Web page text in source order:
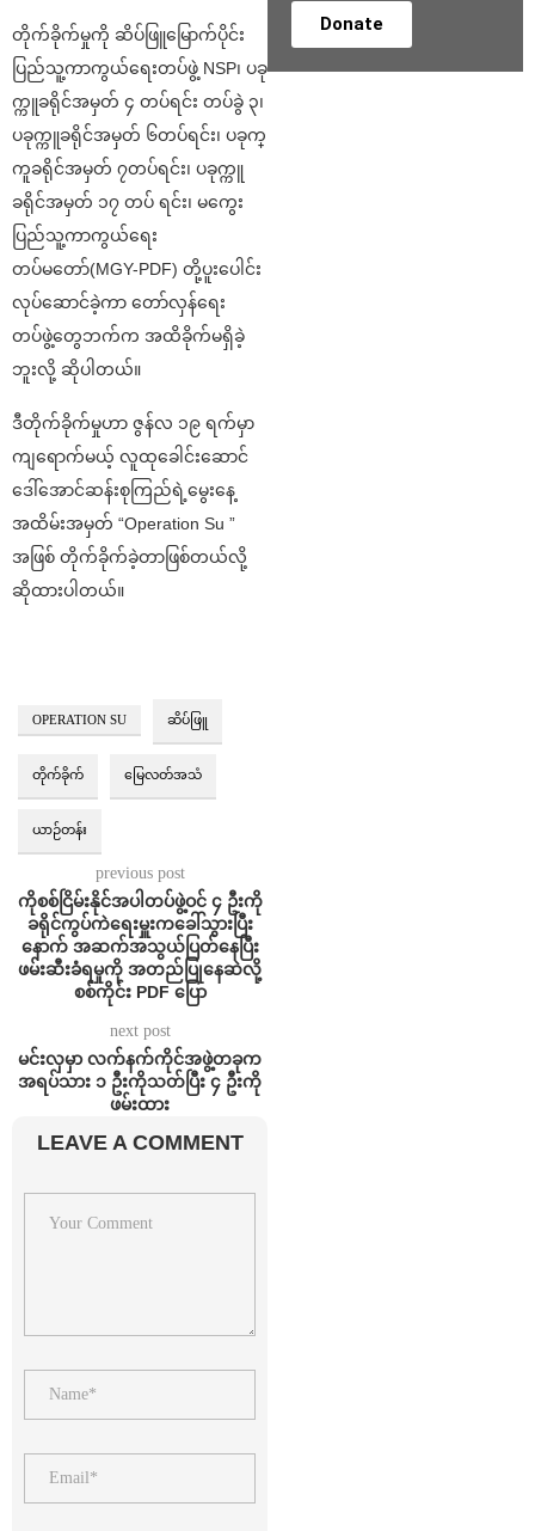
တိုက်ခိုက်မှုကို ဆိပ်ဖြူမြောက်ပိုင်း
ပြည်သူ့ကာကွယ်ရေးတပ်ဖွဲ့ NSP၊ ပခု
က္ကူခရိုင်အမှတ် ၄ တပ်ရင်း တပ်ခွဲ ၃၊
ပခုက္ကူခရိုင်အမှတ် ၆တပ်ရင်း၊ ပခုက္
ကူခရိုင်အမှတ် ၇တပ်ရင်း၊ ပခုက္ကူ
ခရိုင်အမှတ် ၁၇ တပ် ရင်း၊ မကွေး
ပြည်သူ့ကာကွယ်ရေး
တပ်မတော်(MGY-PDF) တို့ပူးပေါင်း
လုပ်ဆောင်ခဲ့ကာ တော်လှန်ရေး
တပ်ဖွဲ့တွေဘက်က အထိခိုက်မရှိခဲ့
ဘူးလို့ ဆိုပါတယ်။
ဒီတိုက်ခိုက်မှုဟာ ဇွန်လ ၁၉ ရက်မှာ
ကျရောက်မယ့် လူထုခေါင်းဆောင်
ဒေါ်အောင်ဆန်းစုကြည်ရဲ့မွေးနေ့
အထိမ်းအမှတ် “Operation Su ”
အဖြစ် တိုက်ခိုက်ခဲ့တာဖြစ်တယ်လို့
ဆိုထားပါတယ်။
OPERATION SU ဆိပ်ဖြူ
တိုက်ခိုက် မြေလတ်အသံ
ယာဉ်တန်း
previous post
ကိုစစ်ငြိမ်းနိုင်အပါတပ်ဖွဲ့ဝင် ၄ ဦးကို
ခရိုင်ကွပ်ကဲရေးမှူးကခေါ်သွားပြီး
နောက် အဆက်အသွယ်ပြတ်နေပြီး
ဖမ်းဆီးခံရမှုကို အတည်ပြုနေဆဲလို့
စစ်ကိုင်း PDF ပြော
next post
မင်းလှမှာ လက်နက်ကိုင်အဖွဲ့တခုက
အရပ်သား ၁ ဦးကိုသတ်ပြီး ၄ ဦးကို
ဖမ်းထား
LEAVE A COMMENT
Donate